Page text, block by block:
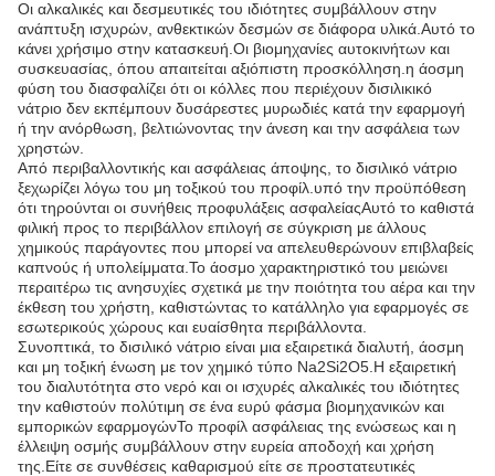
Οι αλκαλικές και δεσμευτικές του ιδιότητες συμβάλλουν στην
ανάπτυξη ισχυρών, ανθεκτικών δεσμών σε διάφορα υλικά.Αυτό το
κάνει χρήσιμο στην κατασκευή.Οι βιομηχανίες αυτοκινήτων και
συσκευασίας, όπου απαιτείται αξιόπιστη προσκόλληση.η άοσμη
φύση του διασφαλίζει ότι οι κόλλες που περιέχουν δισιλικικό
νάτριο δεν εκπέμπουν δυσάρεστες μυρωδιές κατά την εφαρμογή
ή την ανόρθωση, βελτιώνοντας την άνεση και την ασφάλεια των
χρηστών.
Από περιβαλλοντικής και ασφάλειας άποψης, το δισιλικό νάτριο
ξεχωρίζει λόγω του μη τοξικού του προφίλ.υπό την προϋπόθεση
ότι τηρούνται οι συνήθεις προφυλάξεις ασφαλείαςΑυτό το καθιστά
φιλική προς το περιβάλλον επιλογή σε σύγκριση με άλλους
χημικούς παράγοντες που μπορεί να απελευθερώνουν επιβλαβείς
καπνούς ή υπολείμματα.Το άοσμο χαρακτηριστικό του μειώνει
περαιτέρω τις ανησυχίες σχετικά με την ποιότητα του αέρα και την
έκθεση του χρήστη, καθιστώντας το κατάλληλο για εφαρμογές σε
εσωτερικούς χώρους και ευαίσθητα περιβάλλοντα.
Συνοπτικά, το δισιλικό νάτριο είναι μια εξαιρετικά διαλυτή, άοσμη
και μη τοξική ένωση με τον χημικό τύπο Na2Si2O5.Η εξαιρετική
του διαλυτότητα στο νερό και οι ισχυρές αλκαλικές του ιδιότητες
την καθιστούν πολύτιμη σε ένα ευρύ φάσμα βιομηχανικών και
εμπορικών εφαρμογώνΤο προφίλ ασφάλειας της ενώσεως και η
έλλειψη οσμής συμβάλλουν στην ευρεία αποδοχή και χρήση
της.Είτε σε συνθέσεις καθαρισμού είτε σε προστατευτικές